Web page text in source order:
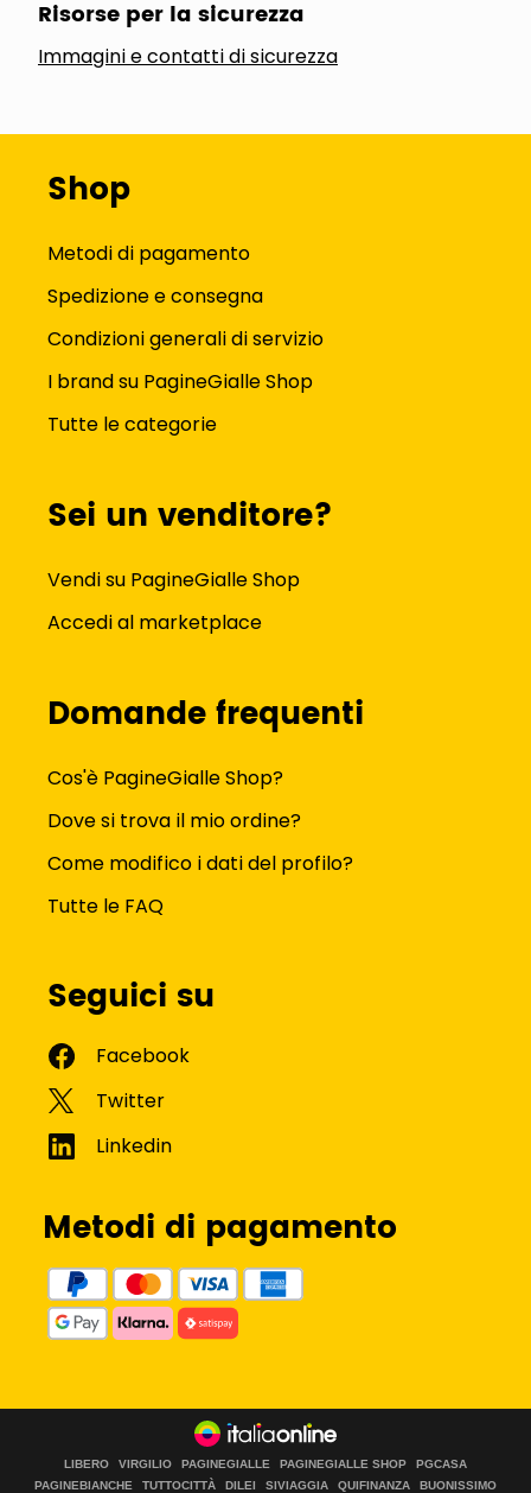
Risorse per la sicurezza
Immagini e contatti di sicurezza
Shop
Metodi di pagamento
Spedizione e consegna
Condizioni generali di servizio
I brand su PagineGialle Shop
Tutte le categorie
Sei un venditore?
Vendi su PagineGialle Shop
Accedi al marketplace
Domande frequenti
Cos'è PagineGialle Shop?
Dove si trova il mio ordine?
Come modifico i dati del profilo?
Tutte le FAQ
Seguici su
Metodi di pagamento
LIBERO VIRGILIO PAGINEGIALLE PAGINEGIALLE SHOP
PGCASA
PAGINEBIANCHE
TUTTOCITTÀ DILEI SIVIAGGIA QUIFINANZA BUONISSIMO